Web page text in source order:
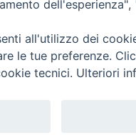
Trentina Editrice
all'utilizzo dei
le tue preferenze.
tecnici. Ulteriori